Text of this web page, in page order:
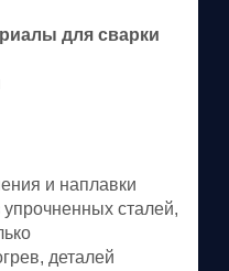
для сварки
и наплавки
упрочненных сталей,
деталей